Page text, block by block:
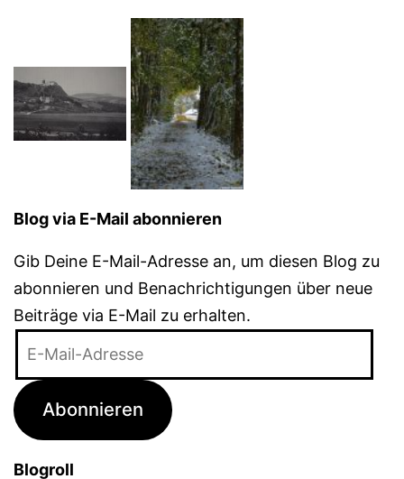
Blog via E-Mail abonnieren
Gib Deine E-Mail-Adresse an, um diesen Blog zu
abonnieren und Benachrichtigungen über neue
Beiträge via E-Mail zu erhalten.
Adresse
Abonnieren
Blogroll